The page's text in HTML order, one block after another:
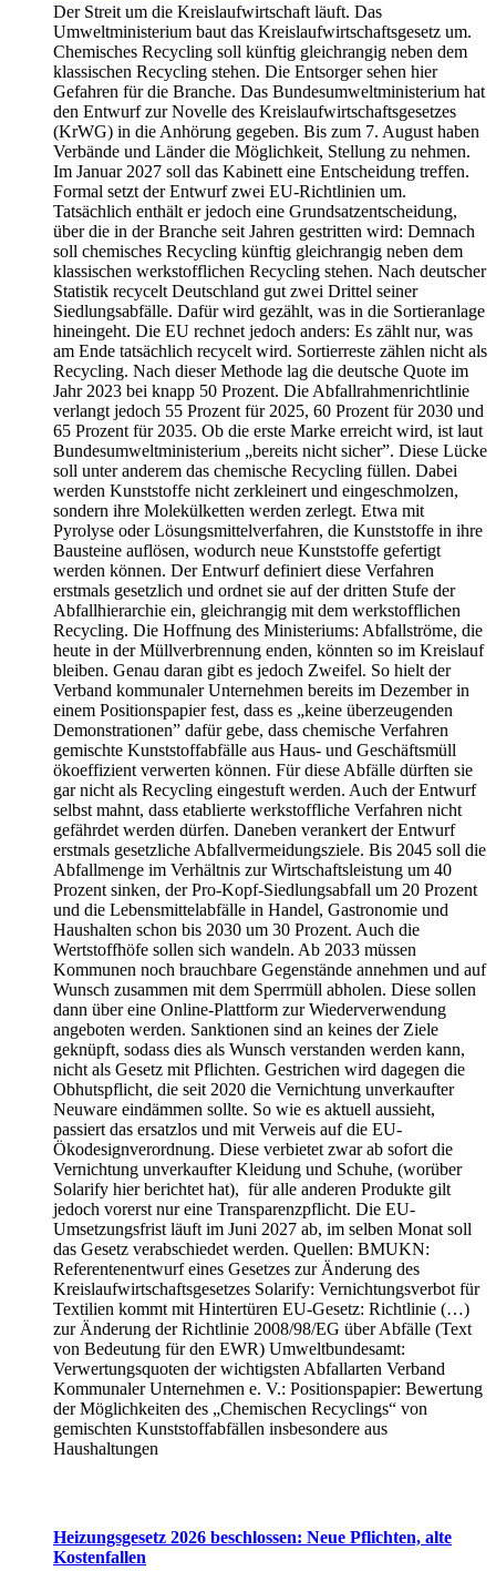
Der Streit um die Kreislaufwirtschaft läuft. Das
Umweltministerium baut das Kreislaufwirtschaftsgesetz um.
Chemisches Recycling soll künftig gleichrangig neben dem
klassischen Recycling stehen. Die Entsorger sehen hier
Gefahren für die Branche. Das Bundesumweltministerium hat
den Entwurf zur Novelle des Kreislaufwirtschaftsgesetzes
(KrWG) in die Anhörung gegeben. Bis zum 7. August haben
Verbände und Länder die Möglichkeit, Stellung zu nehmen.
Im Januar 2027 soll das Kabinett eine Entscheidung treffen.
Formal setzt der Entwurf zwei EU-Richtlinien um.
Tatsächlich enthält er jedoch eine Grundsatzentscheidung,
über die in der Branche seit Jahren gestritten wird: Demnach
soll chemisches Recycling künftig gleichrangig neben dem
klassischen werkstofflichen Recycling stehen. Nach deutscher
Statistik recycelt Deutschland gut zwei Drittel seiner
Siedlungsabfälle. Dafür wird gezählt, was in die Sortieranlage
hineingeht. Die EU rechnet jedoch anders: Es zählt nur, was
am Ende tatsächlich recycelt wird. Sortierreste zählen nicht als
Recycling. Nach dieser Methode lag die deutsche Quote im
Jahr 2023 bei knapp 50 Prozent. Die Abfallrahmenrichtlinie
verlangt jedoch 55 Prozent für 2025, 60 Prozent für 2030 und
65 Prozent für 2035. Ob die erste Marke erreicht wird, ist laut
Bundesumweltministerium „bereits nicht sicher”. Diese Lücke
soll unter anderem das chemische Recycling füllen. Dabei
werden Kunststoffe nicht zerkleinert und eingeschmolzen,
sondern ihre Molekülketten werden zerlegt. Etwa mit
Pyrolyse oder Lösungsmittelverfahren, die Kunststoffe in ihre
Bausteine auflösen, wodurch neue Kunststoffe gefertigt
werden können. Der Entwurf definiert diese Verfahren
erstmals gesetzlich und ordnet sie auf der dritten Stufe der
Abfallhierarchie ein, gleichrangig mit dem werkstofflichen
Recycling. Die Hoffnung des Ministeriums: Abfallströme, die
heute in der Müllverbrennung enden, könnten so im Kreislauf
bleiben. Genau daran gibt es jedoch Zweifel. So hielt der
Verband kommunaler Unternehmen bereits im Dezember in
einem Positionspapier fest, dass es „keine überzeugenden
Demonstrationen” dafür gebe, dass chemische Verfahren
gemischte Kunststoffabfälle aus Haus- und Geschäftsmüll
ökoeffizient verwerten können. Für diese Abfälle dürften sie
gar nicht als Recycling eingestuft werden. Auch der Entwurf
selbst mahnt, dass etablierte werkstoffliche Verfahren nicht
gefährdet werden dürfen. Daneben verankert der Entwurf
erstmals gesetzliche Abfallvermeidungsziele. Bis 2045 soll die
Abfallmenge im Verhältnis zur Wirtschaftsleistung um 40
Prozent sinken, der Pro-Kopf-Siedlungsabfall um 20 Prozent
und die Lebensmittelabfälle in Handel, Gastronomie und
Haushalten schon bis 2030 um 30 Prozent. Auch die
Wertstoffhöfe sollen sich wandeln. Ab 2033 müssen
Kommunen noch brauchbare Gegenstände annehmen und auf
Wunsch zusammen mit dem Sperrmüll abholen. Diese sollen
dann über eine Online-Plattform zur Wiederverwendung
angeboten werden. Sanktionen sind an keines der Ziele
geknüpft, sodass dies als Wunsch verstanden werden kann,
nicht als Gesetz mit Pflichten. Gestrichen wird dagegen die
Obhutspflicht, die seit 2020 die Vernichtung unverkaufter
Neuware eindämmen sollte. So wie es aktuell aussieht,
passiert das ersatzlos und mit Verweis auf die EU-
Ökodesignverordnung. Diese verbietet zwar ab sofort die
Vernichtung unverkaufter Kleidung und Schuhe, (worüber
Solarify hier berichtet hat), für alle anderen Produkte gilt
jedoch vorerst nur eine Transparenzpflicht. Die EU-
Umsetzungsfrist läuft im Juni 2027 ab, im selben Monat soll
das Gesetz verabschiedet werden. Quellen: BMUKN:
Referentenentwurf eines Gesetzes zur Änderung des
Kreislaufwirtschaftsgesetzes Solarify: Vernichtungsverbot für
Textilien kommt mit Hintertüren EU-Gesetz: Richtlinie (…)
zur Änderung der Richtlinie 2008/98/EG über Abfälle (Text
von Bedeutung für den EWR) Umweltbundesamt:
Verwertungsquoten der wichtigsten Abfallarten Verband
Kommunaler Unternehmen e. V.: Positionspapier: Bewertung
der Möglichkeiten des „Chemischen Recyclings“ von
gemischten Kunststoffabfällen insbesondere aus
Haushaltungen
Heizungsgesetz 2026 beschlossen: Neue Pflichten, alte
Kostenfallen